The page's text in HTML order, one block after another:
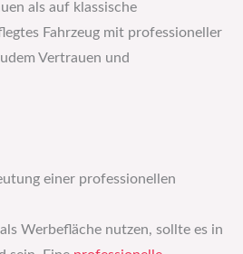
als auf klassische
Fahrzeug mit professioneller
Vertrauen und
einer professionellen
Werbefläche nutzen, sollte es in